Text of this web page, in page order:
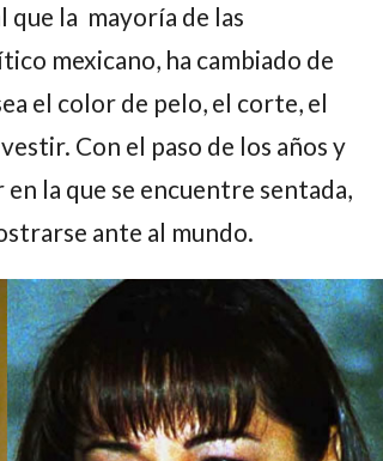
que la mayoría de las
mexicano, ha cambiado de
el color de pelo, el corte, el
Con el paso de los años y
la que se encuentre sentada,
ante al mundo.